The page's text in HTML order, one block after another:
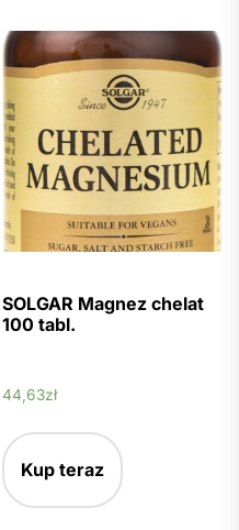
SOLGAR Magnez chelat
100 tabl.
44,63zł
Kup teraz